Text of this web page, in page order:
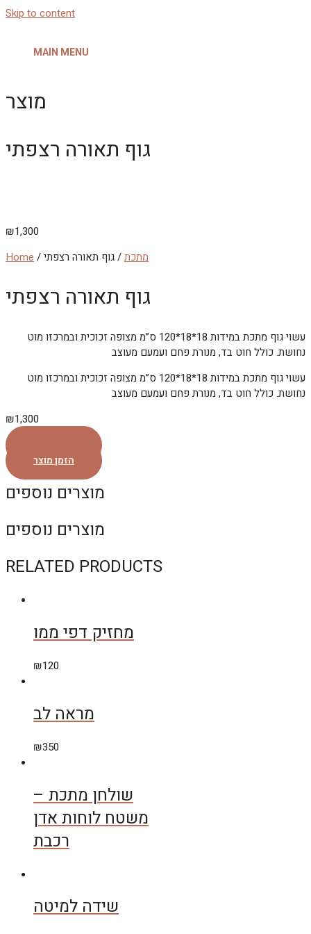
Skip to content
MAIN MENU
מוצר
גוף תאורה רצפתי
₪1,300
Home / מתכת/ גוף תאורה רצפתי
גוף תאורה רצפתי
עשוי גוף מתכת במידות 18*18*120 ס”מ מצופה זכוכית ובמרכזו מוט
נחושת. כולל חוט בד, מנורת פחם ועמעם מעוצב
עשוי גוף מתכת במידות 18*18*120 ס”מ מצופה זכוכית ובמרכזו מוט
נחושת. כולל חוט בד, מנורת פחם ועמעם מעוצב
₪1,300
הזמן מוצר
מוצרים נוספים
מוצרים נוספים
RELATED PRODUCTS
מחזיק דפי ממו
₪120
מראה לב
₪350
שולחן מתכת –
משטח לוחות אדן
רכבת
שידה למיטה